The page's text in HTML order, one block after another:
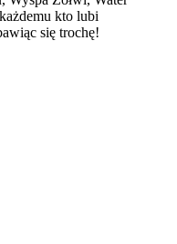
kto lubi
się trochę!